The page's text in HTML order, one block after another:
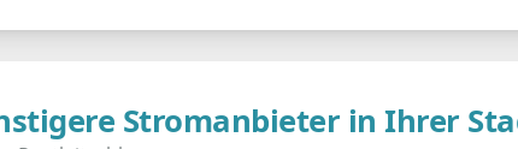
Stromanbieter in Ihrer